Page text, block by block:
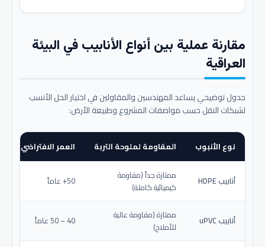
مقارنة عملية بين أنواع الأنابيب في البيئة
العراقية
جدول توضيحي يساعد المهندسين والمقاولين في اختيار الحل الأنسب
لشبكات النقل حسب مواصفات المشروع وطبيعة الأرض:
نوع الأنبوب المقاومة لملوحة التربة العمر الافتراضي
أنابيب HDPE
ممتازة جداً (مقاومة
كيميائية كاملة)
50+ عاماً
أنابيب uPVC
ممتازة (مقاومة عالية
للأملاح)
40 – 50 عاماً